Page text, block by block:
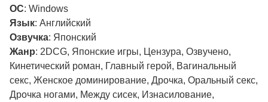
ОС: Windows
Язык: Английский
Озвучка: Японский
Жанр: 2DCG, Японские игры, Цензура, Озвучено,
Кинетический роман, Главный герой, Вагинальный
секс, Женское доминирование, Дрочка, Оральный секс,
Дрочка ногами, Между сисек, Изнасилование,